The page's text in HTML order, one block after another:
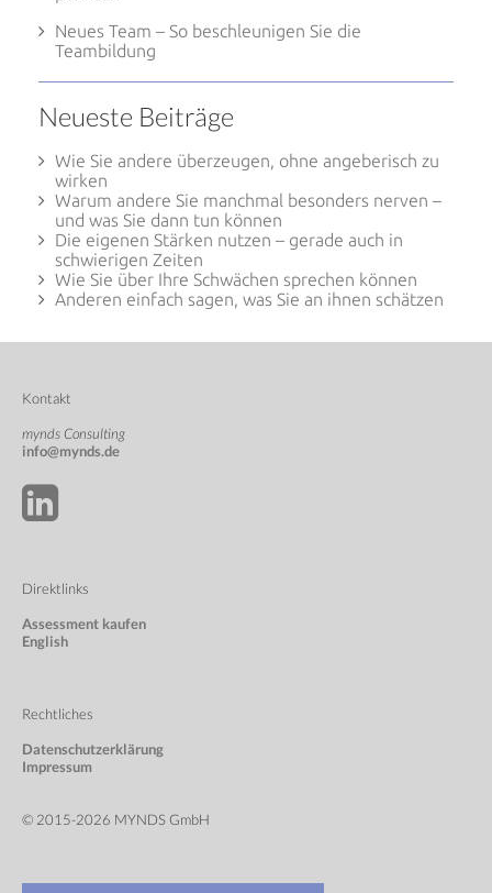
Neues Team – So beschleunigen Sie die
Teambildung
Neueste Beiträge
Wie Sie andere überzeugen, ohne angeberisch zu
wirken
Warum andere Sie manchmal besonders nerven –
und was Sie dann tun können
Die eigenen Stärken nutzen – gerade auch in
schwierigen Zeiten
Wie Sie über Ihre Schwächen sprechen können
Anderen einfach sagen, was Sie an ihnen schätzen
Kontakt
mynds Consulting
info@mynds.de
Direktlinks
Assessment kaufen
English
Rechtliches
Datenschutzerklärung
Impressum
© 2015-2026 MYNDS GmbH